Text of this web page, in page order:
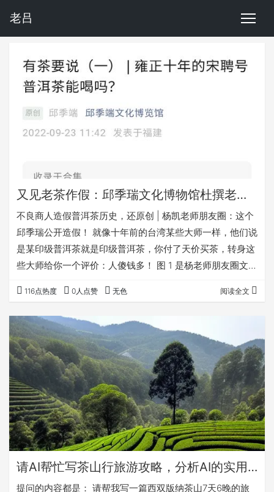
老吕
又见老茶作假：邱季瑞文化博物馆杜撰老茶历史
不良商人造假普洱茶历史，还原创 | 杨凯老师朋友圈：这个
邱季瑞公开造假！ 就像十年前的台湾某些大师一样，他们说
是某印级普洱茶就是印级普洱茶，你付了天价买茶，转身这
些大师给你一个评价：人傻钱多！ 图 1 是杨老师朋友圈文，
原文。 来看看拙劣的造假 | 这个邱季瑞文化博物馆不得了，
两百多吨老茶，最新的都是八八青，妥妥的茶行业首富！ ​图
2 是其公众号原文，很搞笑很拙劣的造假。 图二，感兴趣可
以搜索相关公众号查阅原文。
116点热度 0人点赞 无色 阅读全文
请AI帮忙写茶山行旅游攻略，分析AI的实用性
提问的内容都是： 请帮我写一篇西双版纳茶山7天6晚的旅